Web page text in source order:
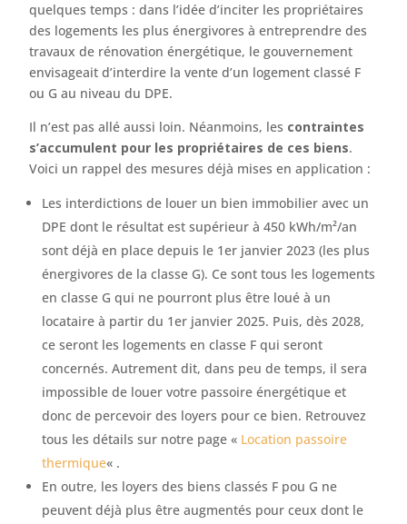
quelques temps : dans l’idée d’inciter les propriétaires
des logements les plus énergivores à entreprendre des
travaux de rénovation énergétique, le gouvernement
envisageait d’interdire la vente d’un logement classé F
ou G au niveau du DPE.
Il n’est pas allé aussi loin. Néanmoins, les contraintes
s’accumulent pour les propriétaires de ces biens.
Voici un rappel des mesures déjà mises en application :
Les interdictions de louer un bien immobilier avec un
DPE dont le résultat est supérieur à 450 kWh/m²/an
sont déjà en place depuis le 1er janvier 2023 (les plus
énergivores de la classe G). Ce sont tous les logements
en classe G qui ne pourront plus être loué à un
locataire à partir du 1er janvier 2025. Puis, dès 2028,
ce seront les logements en classe F qui seront
concernés. Autrement dit, dans peu de temps, il sera
impossible de louer votre passoire énergétique et
donc de percevoir des loyers pour ce bien. Retrouvez
tous les détails sur notre page « Location passoire
thermique« .
En outre, les loyers des biens classés F pou G ne
peuvent déjà plus être augmentés pour ceux dont le